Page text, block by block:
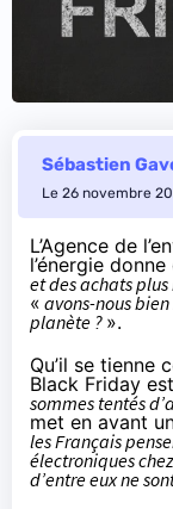
Sébastien
Le 26 novembre
L’Agence de
l’énergie
et des achats
« avons-nous
planète ? ».
Qu’il se tienne
Black Friday
sommes tentés
met en avant
les Français
électroniques
d’entre eux ne